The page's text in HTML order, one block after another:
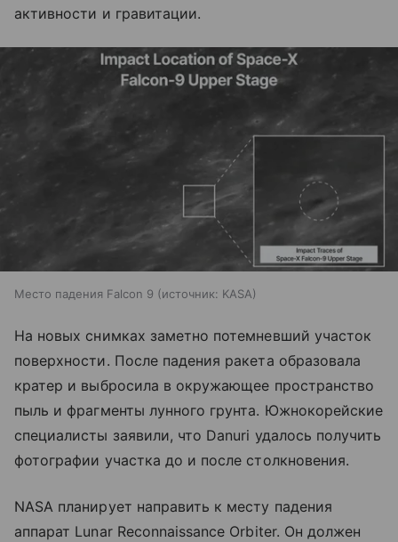
активности и гравитации.
Место падения Falcon 9 источник: KASA
На новых снимках заметно потемневший участок
поверхности. После падения ракета образовала
кратер и выбросила в окружающее пространство
пыль и фрагменты лунного грунта. Южнокорейские
специалисты заявили, что Danuri удалось получить
фотографии участка до и после столкновения.
NASA планирует направить к месту падения
аппарат Lunar Reconnaissance Orbiter. Он должен